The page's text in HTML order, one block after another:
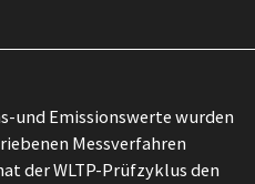
und Emissionswerte wurden
Messverfahren
der WLTP-Prüfzyklus den